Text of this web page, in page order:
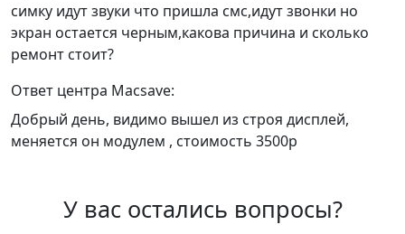
симку идут звуки что пришла смс,идут звонки но
экран остается черным,какова причина и сколько
ремонт стоит?
Ответ центра Macsave:
Добрый день, видимо вышел из строя дисплей,
меняется он модулем , стоимость 3500р
У вас остались вопросы?